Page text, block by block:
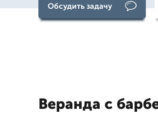
Обсудить задачу
Веранда с